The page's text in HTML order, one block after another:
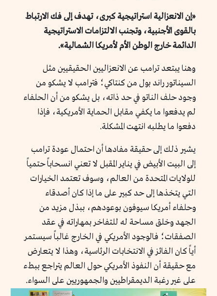
«إن الانعزالية استراتيجية كبرى، تهدف إلى فك الارتباط
بالقوى الأجنبية، وتجنب الالتزامات الاستراتيجية
الدائمة خارج الوطن الأم لأمريكاالشمالية».
وهنا يبتعد ترامب عن الانعزاليين الحقيقيين مثل
السيناتور راند بول من كنتاكي؛ فترامب لا يشكو من
وجود حلف الناتو في حد ذاته، بل يشكو من أن الحلفاء
لم يدفعوا ما يكفي مقابل الحماية الأمريكية، فإذا
دفعوا ما يطلبه انتهت المشكلة.
يشير ذلك إلى حقيقة مفادها أن احتمال عودة ترامب
إلى البيت الأبيض في يناير المقبل لا تعني انسحاباً حتمياً
للولايات المتحدة من العالم، وسوف تعتمد الخيارات
التي يتخذها إلى حد كبير على ما إذا كان أصدقاء
وحلفاء أمريكا سيوفون بوعودهم، ببذل مزيد من
الجهد وخلق مساحة له للتفاخر بمهاراته في عقد
الصفقات؛ فالوجود الأمريكي في الخارج غالباً سيستمر
أياً كان الفائز في الانتخابات الرئاسية، وهذا لا يتعارض
مع حقيقة أن النفوذ الأمريكي حول العالم يتراجع ببطء
على غير رغبة الديمقراطيين والجمهوريين على السواء.